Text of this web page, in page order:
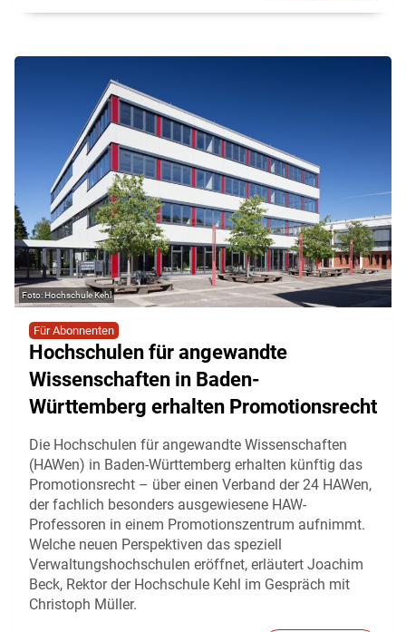
Hochschule Kehl
Für Abonnenten
Hochschulen für angewandte
Wissenschaften in Baden-
Württemberg erhalten Promotionsrecht
Die Hochschulen für angewandte Wissenschaften
(HAWen) in Baden-Württemberg erhalten künftig das
Promotionsrecht – über einen Verband der 24 HAWen,
der fachlich besonders ausgewiesene HAW-
Professoren in einem Promotionszentrum aufnimmt.
Welche neuen Perspektiven das speziell
Verwaltungshochschulen eröffnet, erläutert Joachim
Beck, Rektor der Hochschule Kehl im Gespräch mit
Christoph Müller.